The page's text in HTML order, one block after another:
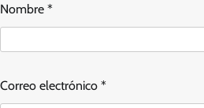
Nombre *
Correo electrónico *